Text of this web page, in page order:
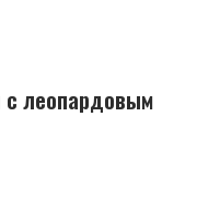
леопардовым